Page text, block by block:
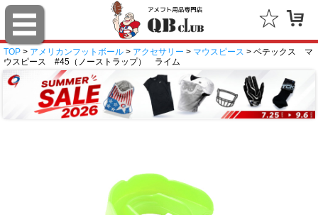
TOP > アメリカンフットボール > アクセサリー > マウスピース > ベテックス マ
ウスピース #45（ノーストラップ） ライム